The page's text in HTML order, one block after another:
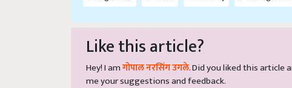
Like this article?
Hey! I am गोपाल नरसिंग उगले . Did you liked this
me your suggestions and feedback.